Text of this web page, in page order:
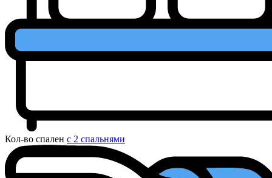
Кол-во спален с 2 спальнями